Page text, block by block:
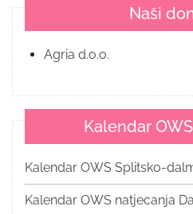
Naši
Agria d.o.o.
Kalendar
Kalendar OWS Splitsko-
Kalendar OWS natjecanja